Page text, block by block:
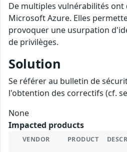
De multiples vulnérabilités ont
Microsoft Azure. Elles
provoquer une usurpation
de privilèges.
Solution
Se référer au bulletin de
l'obtention des correctifs (cf.
None
Impacted products
VENDOR PRODUCT